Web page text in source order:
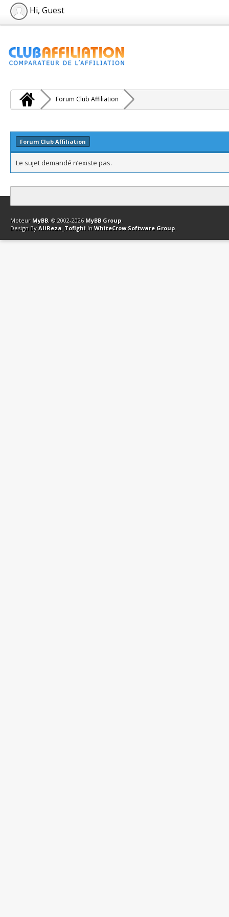
Hi, Guest
Forum Club Affiliation
Forum Club Affiliation
Le sujet demandé n’existe pas.
Contact Club Affiliation Retourner en haut Version bas-débit
Moteur MyBB, © 2002-2026 MyBB Group.
Design By AliReza_Tofighi In WhiteCrow Software Group.